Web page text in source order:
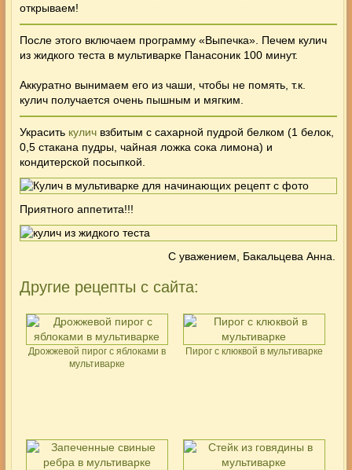
открываем!
После этого включаем программу «Выпечка». Печем кулич
из жидкого теста в мультиварке Панасоник 100 минут.
Аккуратно вынимаем его из чаши, чтобы не помять, т.к.
кулич получается очень пышным и мягким.
Украсить куличвзбитым с сахарной пудрой белком (1 белок,
0,5 стакана пудры, чайная ложка сока лимона) и
кондитерской посыпкой.
Приятного аппетита!!!
С уважением, Бакальцева Анна.
Другие рецепты с сайта:
Дрожжевой пирог с яблоками в
мультиварке
Пирог с клюквой в мультиварке